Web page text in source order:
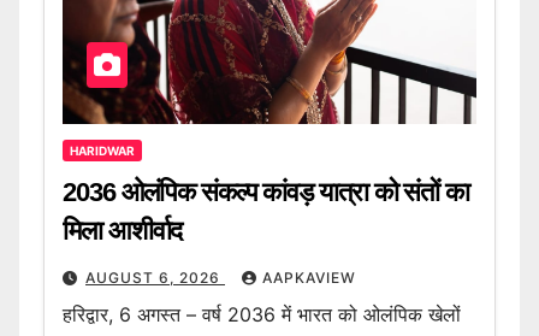
HARIDWAR
2036 ओलंपिक संकल्प कांवड़ यात्रा को संतों का
मिला आशीर्वाद
AUGUST 6, 2026 AAPKAVIEW
हरिद्वार, 6 अगस्त – वर्ष 2036 में भारत को ओलंपिक खेलों